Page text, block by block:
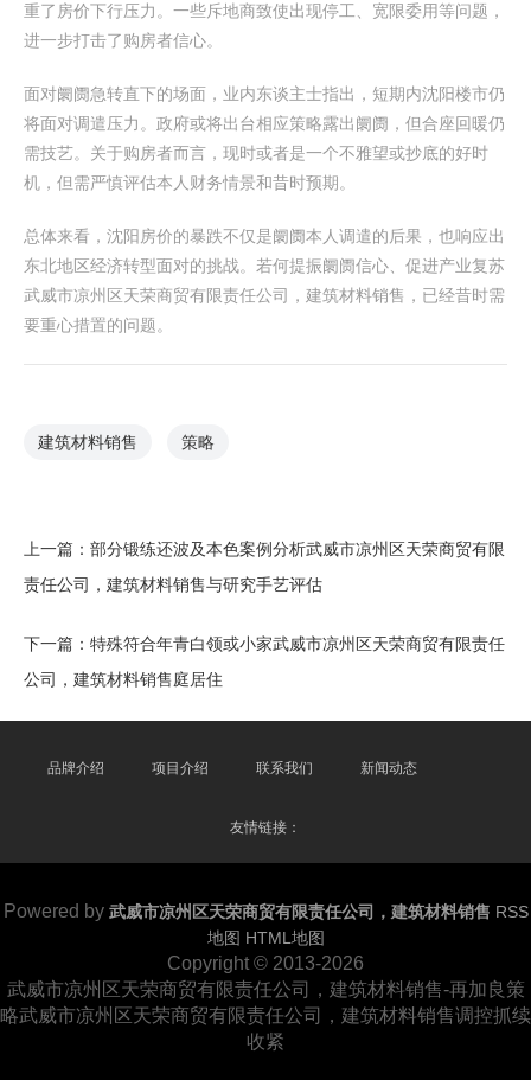
重了房价下行压力。一些斥地商致使出现停工、宽限委用等问题，
进一步打击了购房者信心。
面对阛阓急转直下的场面，业内东谈主士指出，短期内沈阳楼市仍
将面对调遣压力。政府或将出台相应策略露出阛阓，但合座回暖仍
需技艺。关于购房者而言，现时或者是一个不雅望或抄底的好时
机，但需严慎评估本人财务情景和昔时预期。
总体来看，沈阳房价的暴跌不仅是阛阓本人调遣的后果，也响应出
东北地区经济转型面对的挑战。若何提振阛阓信心、促进产业复苏
武威市凉州区天荣商贸有限责任公司，建筑材料销售，已经昔时需
要重心措置的问题。
建筑材料销售 策略
上一篇： 部分锻练还波及本色案例分析武威市凉州区天荣商贸有限
责任公司，建筑材料销售与研究手艺评估
下一篇： 特殊符合年青白领或小家武威市凉州区天荣商贸有限责任
公司，建筑材料销售庭居住
品牌介绍 项目介绍 联系我们 新闻动态
友情链接：
Powered by 武威市凉州区天荣商贸有限责任公司，建筑材料销售 RSS
地图 HTML地图
Copyright © 2013-2026
武威市凉州区天荣商贸有限责任公司，建筑材料销售-再加良策
略武威市凉州区天荣商贸有限责任公司，建筑材料销售调控抓续
收紧